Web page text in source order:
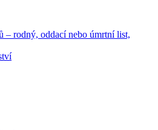
– rodný, oddací nebo úmrtní list,